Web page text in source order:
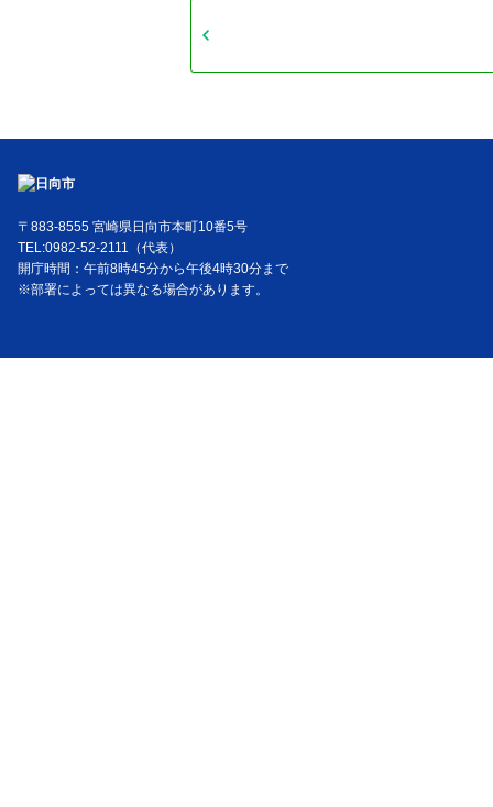
〒883-8555 宮崎県日向市本町10番5号
TEL:0982-52-2111（代表）
開庁時間：午前8時45分から午後4時30分まで
※部署によっては異なる場合があります。